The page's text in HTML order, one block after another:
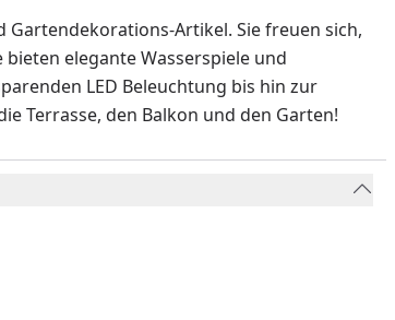
Artikel. Sie freuen sich,
elegante Wasserspiele und
LED Beleuchtung bis hin zur
Terrasse, den Balkon und den Garten!